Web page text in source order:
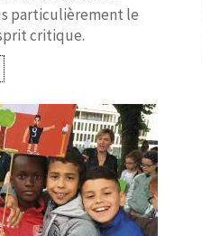
particulièrement le
critique.